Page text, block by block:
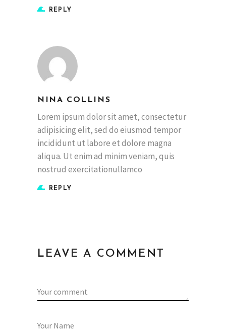
REPLY
NINA COLLINS
Lorem ipsum dolor sit amet, consectetur
adipisicing elit, sed do eiusmod tempor
incididunt ut labore et dolore magna
aliqua. Ut enim ad minim veniam, quis
nostrud exercitationullamco
REPLY
LEAVE A COMMENT